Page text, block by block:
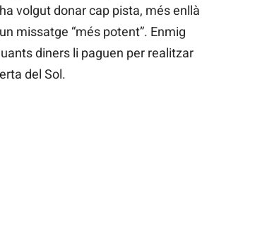
volgut donar cap pista, més enllà
missatge “més potent”. Enmig
diners li paguen per realitzar
del Sol.